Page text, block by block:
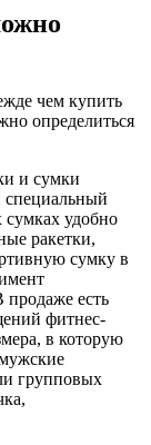
чем купить
определиться
и сумки
специальный
удобно
ракетки,
сумку в
продаже есть
фитнес-
в которую
групповых